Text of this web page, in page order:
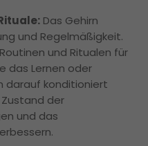
Das Gehirn
und Regelmäßigkeit.
und Ritualen für
das Lernen oder
darauf konditioniert
der
und das